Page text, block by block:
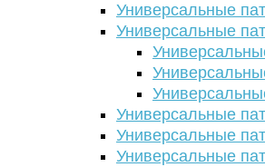
Универсальные
Универсальные
Универсальные
Универсальные
Универсальные